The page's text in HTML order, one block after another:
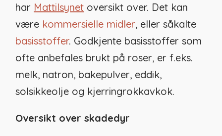
har Mattilsynet oversikt over. Det kan
være kommersielle midler, eller såkalte
basisstoffer. Godkjente basisstoffer som
ofte anbefales brukt på roser, er f.eks.
melk, natron, bakepulver, eddik,
solsikkeolje og kjerringrokkavkok.
Oversikt over skadedyr